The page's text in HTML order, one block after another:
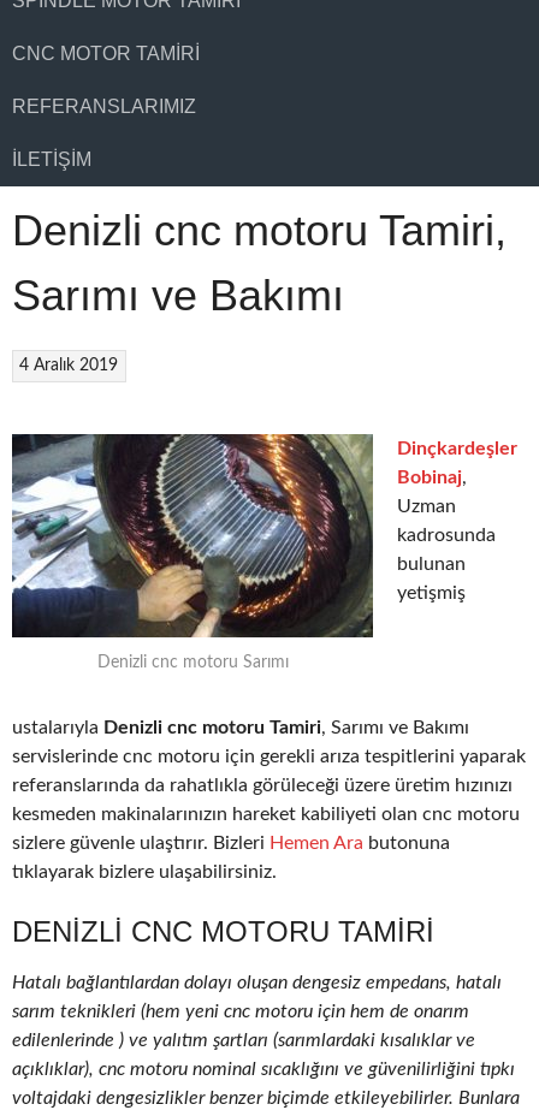
CNC MOTOR TAMIRI
REFERANSLARIMIZ
İLETIŞIM
Denizli cnc motoru Tamiri,
Sarımı ve Bakımı
4 Aralık 2019
Denizli cnc motoru Sarımı
Dinçkardeşler
Bobinaj,
Uzman
kadrosunda
bulunan
yetişmiş
ustalarıyla Denizli cnc motoru Tamiri, Sarımı ve Bakımı
servislerinde cnc motoru için gerekli arıza tespitlerini yaparak
referanslarında da rahatlıkla görüleceği üzere üretim hızınızı
kesmeden makinalarınızın hareket kabiliyeti olan cnc motoru
sizlere güvenle ulaştırır. Bizleri Hemen Ara butonuna
tıklayarak bizlere ulaşabilirsiniz.
DENIZLI CNC MOTORU TAMIRI
Hatalı bağlantılardan dolayı oluşan dengesiz empedans, hatalı
sarım teknikleri (hem yeni cnc motoru için hem de onarım
edilenlerinde ) ve yalıtım şartları (sarımlardaki kısalıklar ve
açıklıklar), cnc motoru nominal sıcaklığını ve güvenilirliğini tıpkı
voltajdaki dengesizlikler benzer biçimde etkileyebilirler. Bunlara